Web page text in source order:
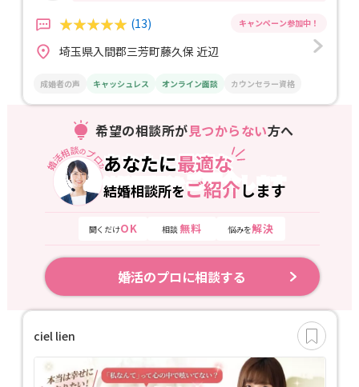
(13)
埼玉県入間郡三芳町藤久保 近辺
成婚者の声 キャッシュレス オンライン面談 カウンセラー資格
希望の相談所が見つからない方へ
婚活相談のプロ
があなたに最適な
結婚相談所をご紹介します
あなたに最適な
結婚相談所をご紹介します
聞くだけOK 相談 無料 悩みを解決
婚活のプロに相談する
ciel lien